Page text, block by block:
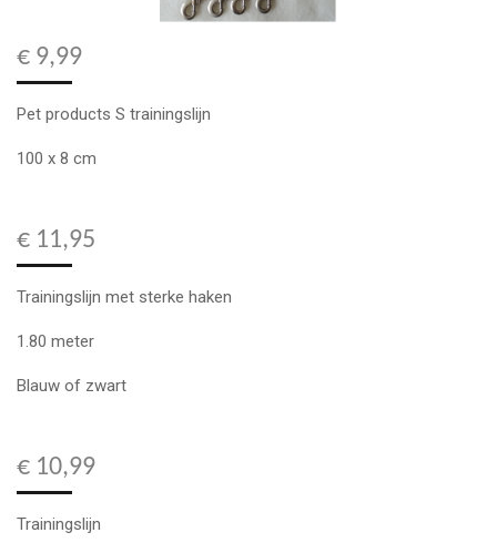
€ 9,99
Pet products S trainingslijn
100 x 8 cm
€ 11,95
Trainingslijn met sterke haken
1.80 meter
Blauw of zwart
€ 10,99
Trainingslijn